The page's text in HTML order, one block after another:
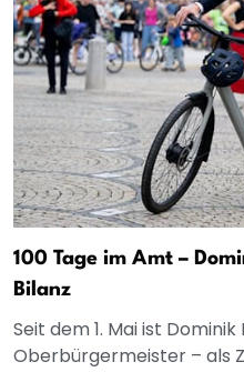
100 Tage im Amt –
Bilanz
Seit dem 1. Mai ist
Oberbürgermeister – als